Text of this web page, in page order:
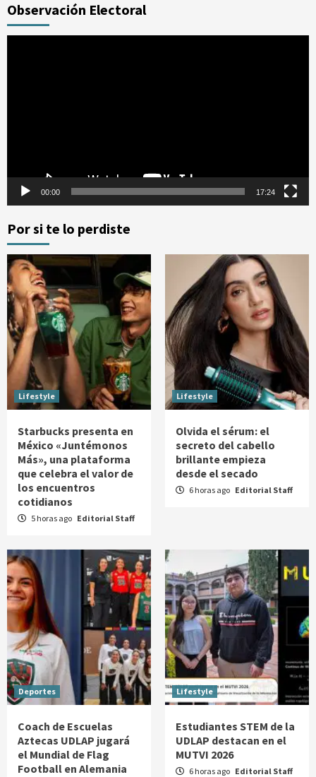
Observación Electoral
00:00 17:24
Por si te lo perdiste
Lifestyle
Starbucks presenta en
México «Juntémonos
Más», una plataforma
que celebra el valor de
los encuentros
cotidianos
5 horas ago Editorial Staff
Lifestyle
Olvida el sérum: el
secreto del cabello
brillante empieza
desde el secado
6 horas ago Editorial Staff
Deportes
Coach de Escuelas
Aztecas UDLAP jugará
el Mundial de Flag
Football en Alemania
Lifestyle
Estudiantes STEM de la
UDLAP destacan en el
MUTVI 2026
6 horas ago Editorial Staff